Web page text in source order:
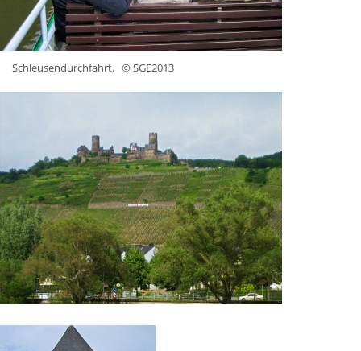
Schleusendurchfahrt. © SGE2013